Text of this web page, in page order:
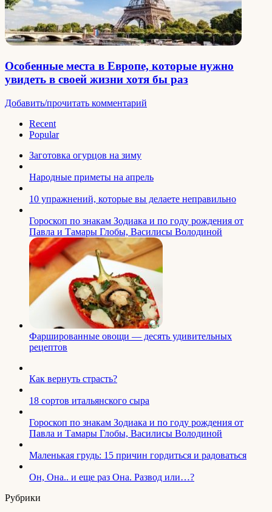
Особенные места в Европе, которые нужно
увидеть в своей жизни хотя бы раз
Добавить/прочитать комментарий
Recent
Popular
Заготовка огурцов на зиму
Народные приметы на апрель
10 упражнений, которые вы делаете неправильно
Гороскоп по знакам Зодиака и по году рождения от
Павла и Тамары Глобы, Василисы Володиной
Фаршированные овощи — десять удивительных
рецептов
Как вернуть страсть?
18 сортов итальянского сыра
Гороскоп по знакам Зодиака и по году рождения от
Павла и Тамары Глобы, Василисы Володиной
Маленькая грудь: 15 причин гордиться и радоваться
Он, Она.. и еще раз Она. Развод или…?
Рубрики